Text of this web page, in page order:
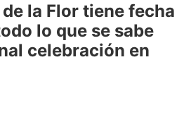
la Flor tiene fecha
lo que se sabe
celebración en